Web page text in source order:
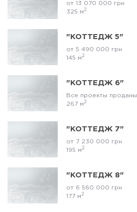
от 13 070 000 грн
325 м 2
"КОТТЕДЖ 5"
от 5 490 000 грн
145 м 2
"КОТТЕДЖ 6"
Все проекты проданы
267 м 2
"КОТТЕДЖ 7"
от 7 230 000 грн
195 м 2
"КОТТЕДЖ 8"
от 6 560 000 грн
177 м 2